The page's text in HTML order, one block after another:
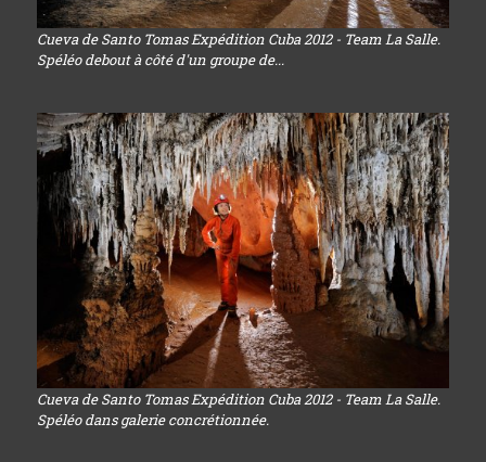
Cueva de Santo Tomas Expédition Cuba 2012 - Team La Salle.
Spéléo debout à côté d'un groupe de...
Cueva de Santo Tomas Expédition Cuba 2012 - Team La Salle.
Spéléo dans galerie concrétionnée.